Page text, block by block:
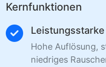
Kernfunktionen
Hohe Auflösung,
niedriges